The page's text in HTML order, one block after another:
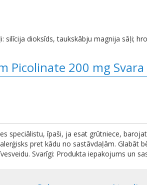
silīcija dioksīds, taukskābju magnija sāļi;
Picolinate 200 mg
speciālistu, īpaši, ja esat grūtniece,
pret kādu no sastāvdaļām. Glabāt
Svarīgi: Produkta iepakojums un